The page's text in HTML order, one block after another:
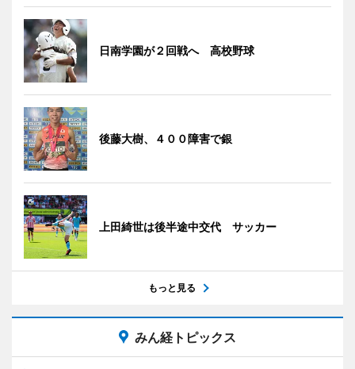
日南学園が２回戦へ 高校野球
後藤大樹、４００障害で銀
上田綺世は後半途中交代 サッカー
もっと見る
みん経トピックス